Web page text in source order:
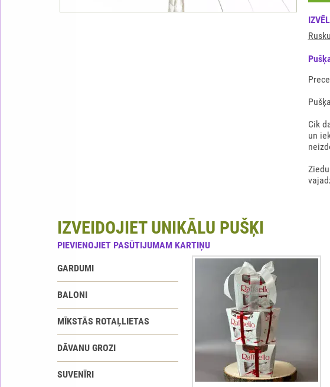
Cik
un
IZVEIDOJIET UNIKĀLU PUŠĶI
PIEVIENOJIET PASŪTIJUMAM KARTIŅU
GARDUMI
BALONI
MĪKSTĀS ROTAĻLIETAS
DĀVANU GROZI
SUVENĪRI